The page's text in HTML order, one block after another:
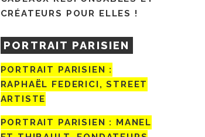
CRÉATEURS POUR ELLES !
PORTRAIT PARISIEN
PORTRAIT PARISIEN :
RAPHAËL FEDERICI, STREET
ARTISTE
PORTRAIT PARISIEN : MANEL